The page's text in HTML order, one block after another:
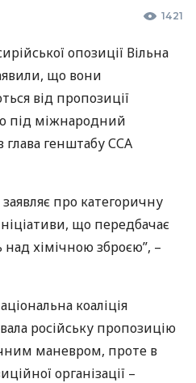
1421
опозиції Вільна
що вони
від пропозиції
під міжнародний
глава генштабуССА
заявляє про категоричну
що передбачає
хімічною зброєю”, –
коаліція
російську пропозицію
маневром, проте в
організації –